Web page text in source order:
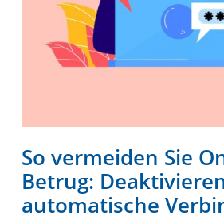
So vermeiden Sie
Betrug:
automatische